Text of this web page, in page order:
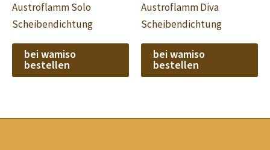
Austroflamm Solo
Scheibendichtung
bei wamiso
bestellen
Austroflamm Diva
Scheibendichtung
bei wamiso
bestellen